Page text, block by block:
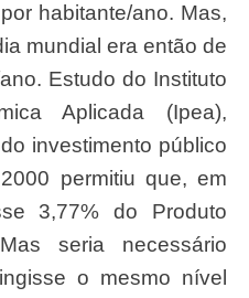
habitante/ano. Mas,
mundial era então de
Estudo do Instituto
Aplicada (Ipea),
investimento público
permitiu que, em
3,77% do Produto
seria necessário
o mesmo nível